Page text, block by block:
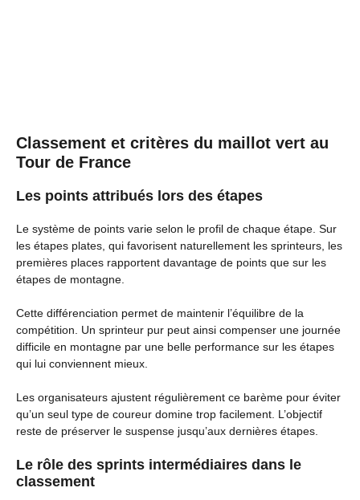
Classement et critères du maillot vert au
Tour de France
Les points attribués lors des étapes
Le système de points varie selon le profil de chaque étape. Sur
les étapes plates, qui favorisent naturellement les sprinteurs, les
premières places rapportent davantage de points que sur les
étapes de montagne.
Cette différenciation permet de maintenir l’équilibre de la
compétition. Un sprinteur pur peut ainsi compenser une journée
difficile en montagne par une belle performance sur les étapes
qui lui conviennent mieux.
Les organisateurs ajustent régulièrement ce barème pour éviter
qu’un seul type de coureur domine trop facilement. L’objectif
reste de préserver le suspense jusqu’aux dernières étapes.
Le rôle des sprints intermédiaires dans le
classement